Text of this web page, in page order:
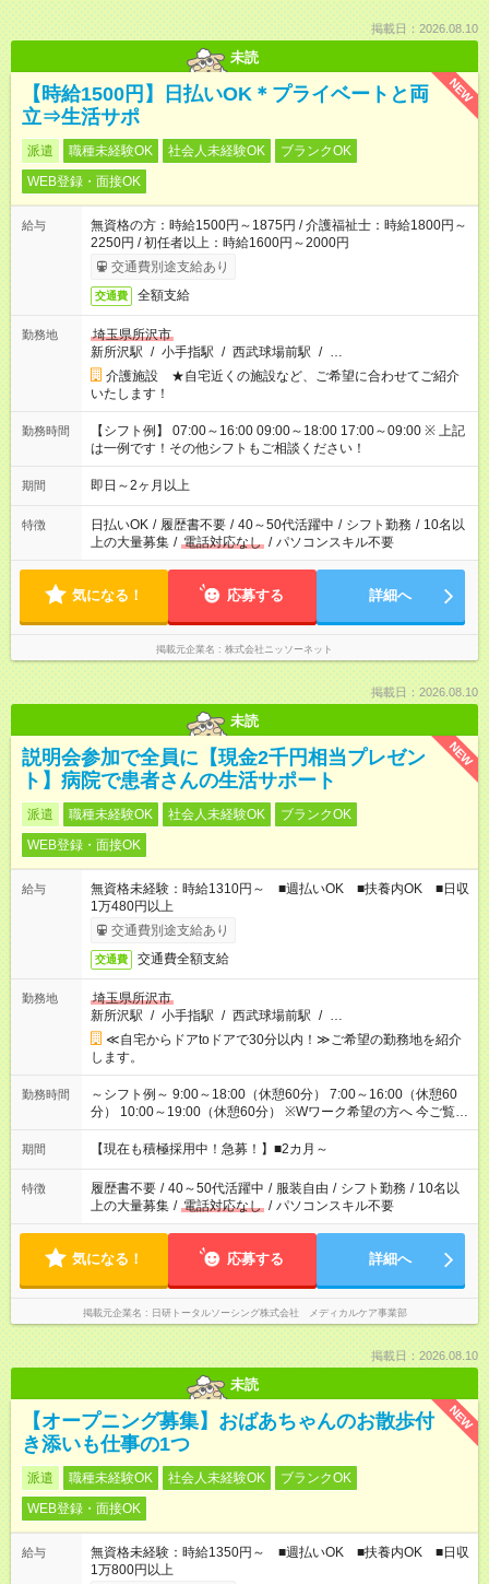
掲載日：2026.08.10
未読
NEW
【時給1500円】日払いOK＊プライベートと両
立⇒生活サポ
派遣 職種未経験OK 社会人未経験OK
ブランクOK
WEB登録・面接OK
給与
無資格の方：時給1500円～1875円 / 介護福祉士：時給1800円～
2250円 / 初任者以上：時給1600円～2000円
交通費別途支給あり
交通費 全額支給
勤務地
埼玉県所沢市
新所沢駅 / 小手指駅 / 西武球場前駅 / …
介護施設 ★自宅近くの施設など、ご希望に合わせてご紹介
いたします！
勤務時間
【シフト例】 07:00～16:00 09:00～18:00 17:00～09:00 ※ 上記
は一例です！その他シフトもご相談ください！
期間 即日～2ヶ月以上
特徴 日払いOK / 履歴書不要 / 40～50代活躍中 / シフト勤務 / 10名以
上の大量募集 / 電話対応なし / パソコンスキル不要
気になる！ 応募する 詳細へ
掲載元企業名 株式会社ニッソーネット
掲載日：2026.08.10
未読
NEW
説明会参加で全員に【現金2千円相当プレゼン
ト】病院で患者さんの生活サポート
派遣 職種未経験OK 社会人未経験OK
ブランクOK
WEB登録・面接OK
給与
無資格未経験：時給1310円～ ■週払いOK ■扶養内OK ■日収
1万480円以上
交通費別途支給あり
交通費 交通費全額支給
勤務地
埼玉県所沢市
新所沢駅 / 小手指駅 / 西武球場前駅 / …
≪自宅からドアtoドアで30分以内！≫ご希望の勤務地を紹介
します。
勤務時間
～シフト例～ 9:00～18:00（休憩60分） 7:00～16:00（休憩60
分） 10:00～19:00（休憩60分） ※Wワーク希望の方へ 今ご覧の
お仕事で希望する勤務時間と、もう1つのお仕事の勤務時間の合
計が 週40時間を超えなければOKです。
期間 【現在も積極採用中！急募！】■2カ月～
特徴 履歴書不要 / 40～50代活躍中 / 服装自由 / シフト勤務 / 10名以
上の大量募集 / 電話対応なし / パソコンスキル不要
気になる！ 応募する 詳細へ
掲載元企業名 日研トータルソーシング株式会社 メディカルケア事業部
掲載日：2026.08.10
未読
NEW
【オープニング募集】おばあちゃんのお散歩付
き添いも仕事の1つ
派遣 職種未経験OK 社会人未経験OK
ブランクOK
WEB登録・面接OK
給与
無資格未経験：時給1350円～ ■週払いOK ■扶養内OK ■日収
1万800円以上